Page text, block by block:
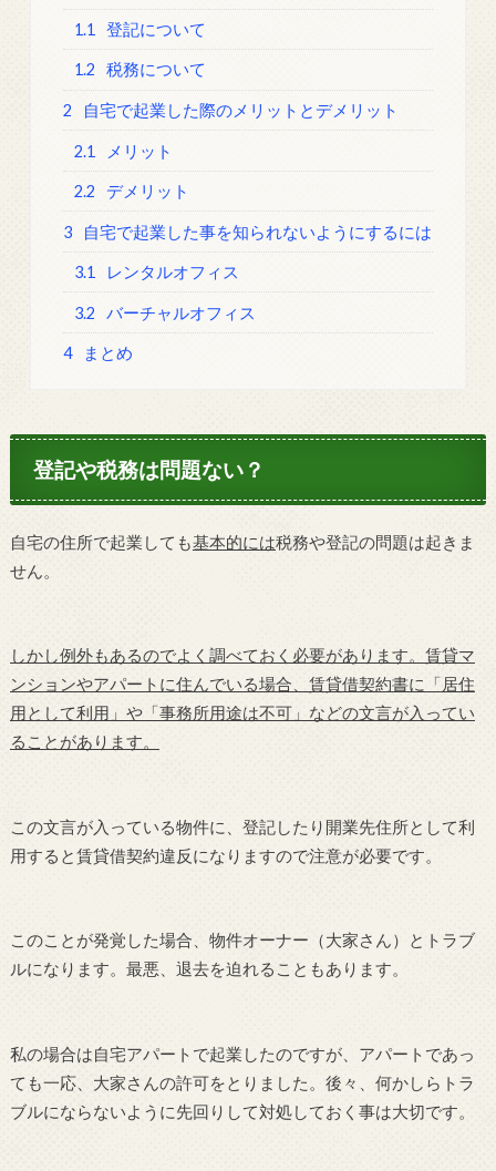
1.1 登記について
1.2 税務について
2 自宅で起業した際のメリットとデメリット
2.1 メリット
2.2 デメリット
3 自宅で起業した事を知られないようにするには
3.1 レンタルオフィス
3.2 バーチャルオフィス
4 まとめ
登記や税務は問題ない？
自宅の住所で起業しても基本的には税務や登記の問題は起きま
せん。
しかし例外もあるのでよく調べておく必要があります。賃貸マ
ンションやアパートに住んでいる場合、賃貸借契約書に「居住
用として利用」や「事務所用途は不可」などの文言が入ってい
ることがあります。
この文言が入っている物件に、登記したり開業先住所として利
用すると賃貸借契約違反になりますので注意が必要です。
このことが発覚した場合、物件オーナー（大家さん）とトラブ
ルになります。最悪、退去を迫れることもあります。
私の場合は自宅アパートで起業したのですが、アパートであっ
ても一応、大家さんの許可をとりました。後々、何かしらトラ
ブルにならないように先回りして対処しておく事は大切です。